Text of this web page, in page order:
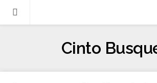
Llibres
Cinto